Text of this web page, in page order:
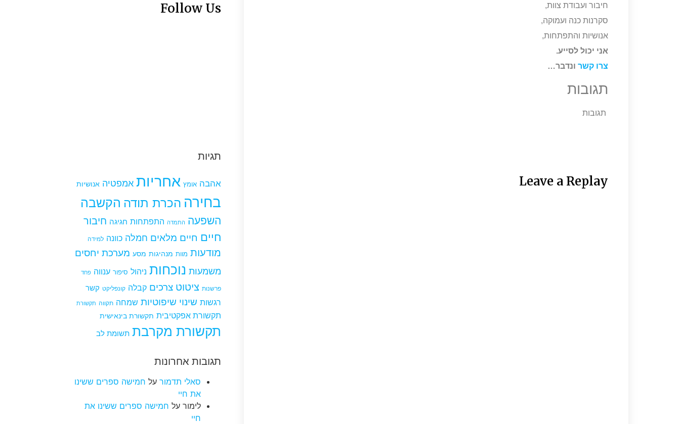
חיבור ועבודת צוות,
סקרנות כנה ועמוקה,
אנושיות והתפתחות,
אני יכול לסייע.
צרו קשר ונדבר…
תגובות
תגובות
Leave a Replay
Follow Us
תגיות
אהבה אומץ אחריות אמפטיה אנושיות
בחירה הכרת תודה הקשבה
השפעה התמדה התפתחות חגיגה חיבור
חיים חיים מלאים חמלה כוונה למידה
מודעות מוות מנהיגות מסע מערכת יחסים
משמעות נוכחות ניהול סיפור ענווה פחד
פרשנות ציטוט צרכים קבלה קונפליקט קשר
רגשות שינוי שיפוטיות שמחה תקווה תקשורת
תקשורת אפקטיבית תקשורת בינאישית
תקשורת מקרבת תשומת לב
תגובות אחרונות
סאלי תדמורעל חמישה ספרים ששינו
את חיי
לימורעל חמישה ספרים ששינו את
חיי